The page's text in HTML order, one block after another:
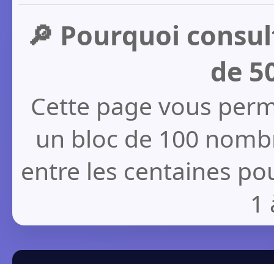
🔎 Pourquoi
de
Cette page vous
un bloc de 100
entre les centaines
1